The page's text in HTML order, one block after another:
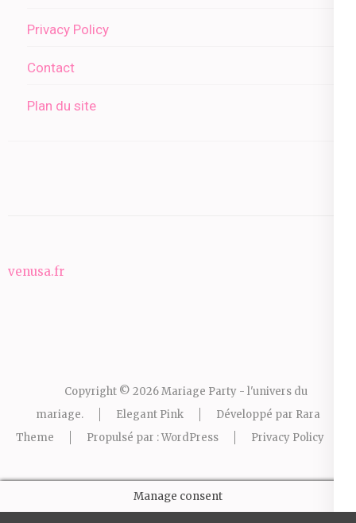
Privacy Policy
Contact
Plan du site
venusa.fr
Copyright © 2026Mariage Party - l'univers du
mariage. Elegant Pink Développé par Rara
Theme
Propulsé par :WordPress Privacy Policy
Manage consent